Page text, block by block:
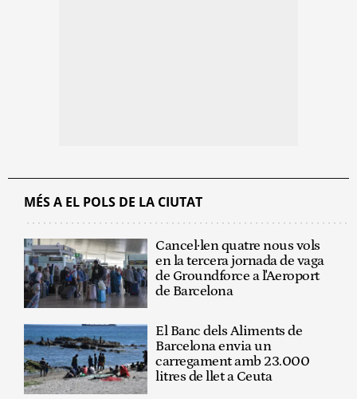
MÉS A EL POLS DE LA CIUTAT
Cancel·len quatre nous vols
en la tercera jornada de vaga
de Groundforce a l'Aeroport
de Barcelona
El Banc dels Aliments de
Barcelona envia un
carregament amb 23.000
litres de llet a Ceuta